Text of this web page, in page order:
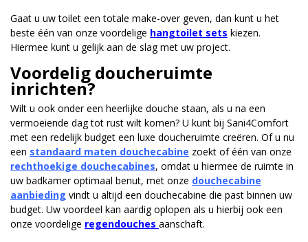
Gaat u uw toilet een totale make-over geven, dan kunt u het
beste één van onze voordelige hangtoilet sets kiezen.
Hiermee kunt u gelijk aan de slag met uw project.
Voordelig doucheruimte
inrichten?
Wilt u ook onder een heerlijke douche staan, als u na een
vermoeiende dag tot rust wilt komen? U kunt bij Sani4Comfort
met een redelijk budget een luxe doucheruimte creëren. Of u nu
een standaard maten douchecabine zoekt of één van onze
rechthoekige douchecabines, omdat u hiermee de ruimte in
uw badkamer optimaal benut, met onze douchecabine
aanbieding vindt u altijd een douchecabine die past binnen uw
budget. Uw voordeel kan aardig oplopen als u hierbij ook een
onze voordelige regendouches aanschaft.